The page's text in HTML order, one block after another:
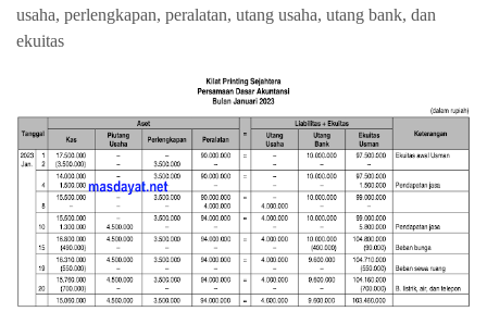
usaha, perlengkapan, peralatan, utang usaha, utang bank, dan
ekuitas